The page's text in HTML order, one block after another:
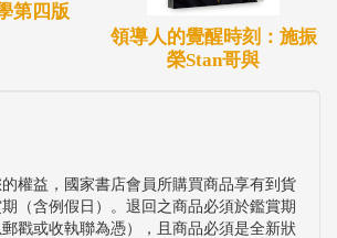
第四版
領導人的覺醒時刻：施振
榮Stan哥與
權益，國家書店會員所購買商品享有到貨
（含例假日）。退回之商品必須於鑑賞期
戳或收執聯為憑），且商品必須是全新狀